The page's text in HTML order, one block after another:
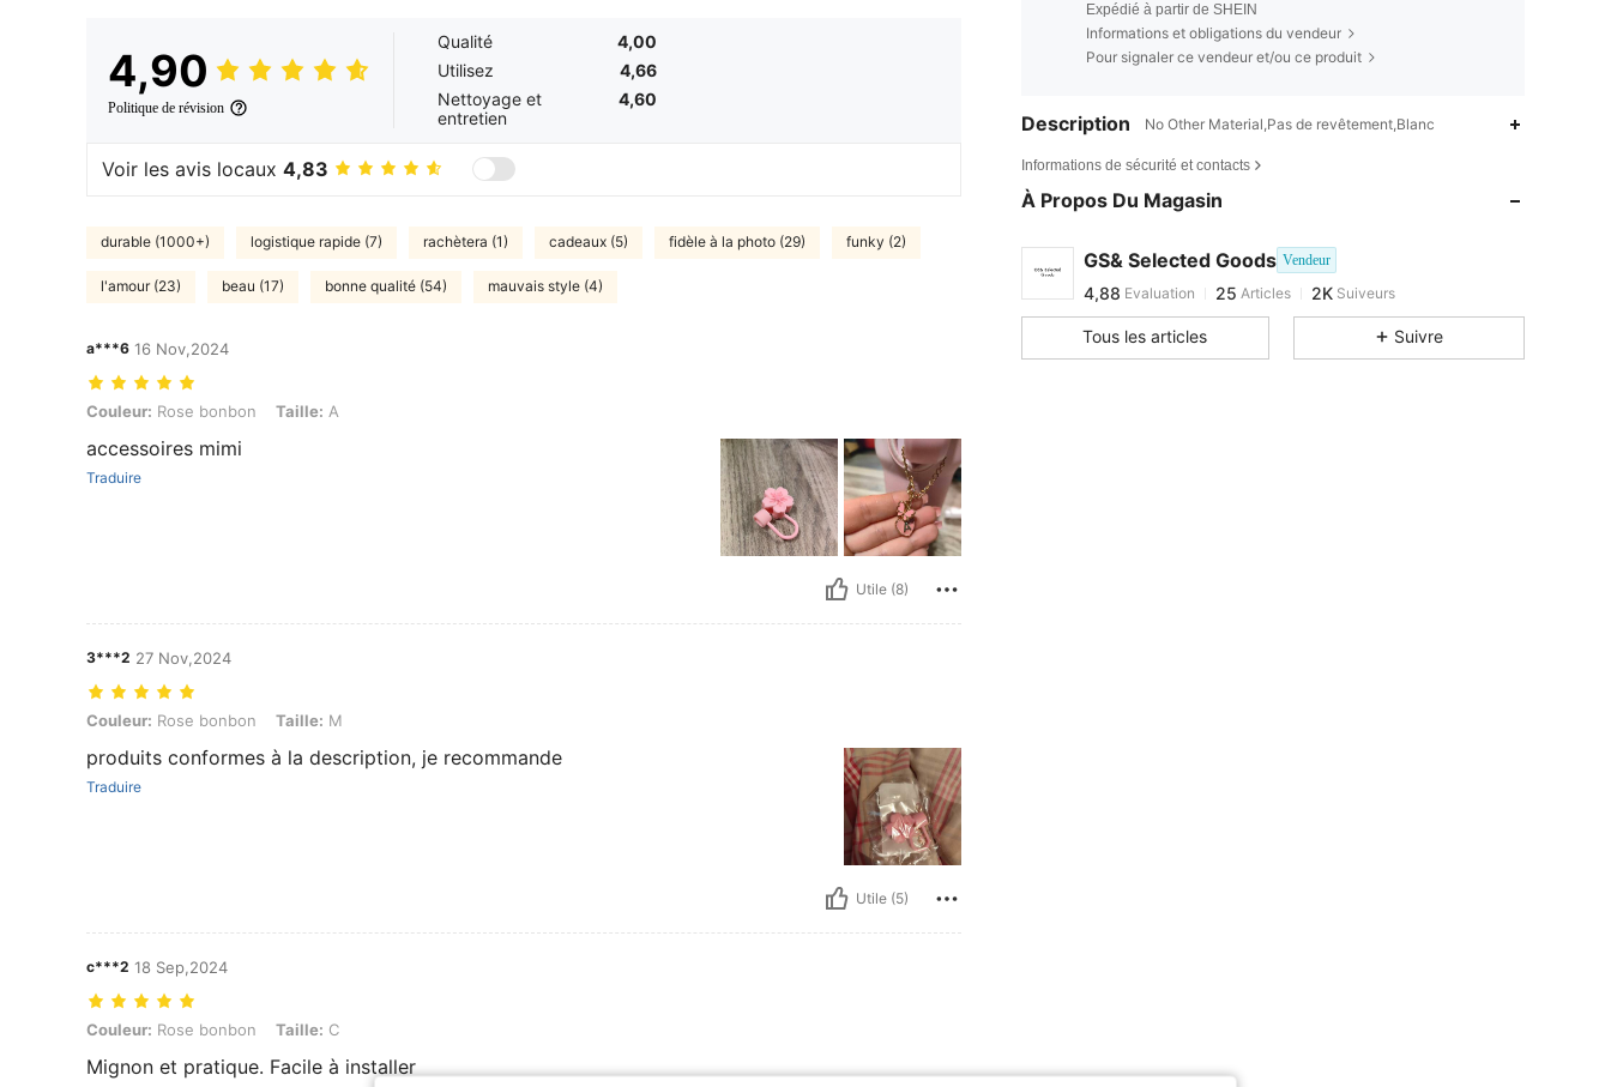
4,90
Politique de révision
Qualité
4,00
Utilisez
4,66
Nettoyage et
entretien
4,60
Voir les avis locaux 4,83
durable (1000+) logistique rapide (7) rachètera (1) cadeaux (5) fidèle à la photo (29) funky (2)
l'amour (23) beau (17) bonne qualité (54) mauvais style (4)
a***6 16 Nov,2024
Couleur: Rose bonbon, Taille: A
Couleur: Rose bonbon Taille: A
accessoires mimi
Traduire
Utile (8)
3***2 27 Nov,2024
Couleur: Rose bonbon, Taille: M
Couleur: Rose bonbon Taille: M
produits conformes à la description, je recommande
Traduire
Utile (5)
c***2 18 Sep,2024
Couleur: Rose bonbon, Taille: C
Couleur: Rose bonbon Taille: C
Mignon et pratique. Facile à installer
Expédié à partir de SHEIN
Informations et obligations du vendeur
Pour signaler ce vendeur et/ou ce produit
Description No Other Material,Pas de revêtement,Blanc
Informations de sécurité et contacts
À Propos Du Magasin
GS& Selected Goods Vendeur
4,88 25
2K
4,88 Evaluation 25 Articles 2K Suiveurs
C***sest en train de naviguer
Tous les articles Suivre